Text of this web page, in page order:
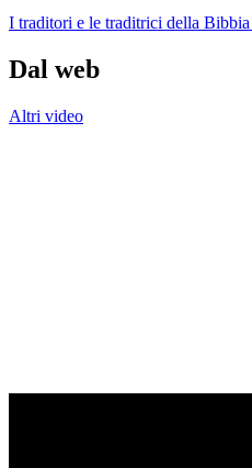
I traditori e le traditrici della
Dal web
Altri video